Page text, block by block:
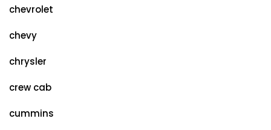
chevrolet
chevy
chrysler
crew cab
cummins